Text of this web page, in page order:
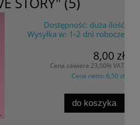
Dostępność: duża ilość
Wysyłka w: 1-2 dni robocze
8,00 zł
Cena zawiera 23,00% VAT
Cena netto: 6,50 zł
do koszyka